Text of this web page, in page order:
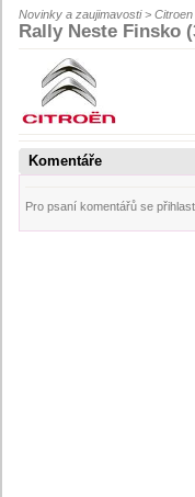
Novinky a zaujimavosti > Citroen
Rally Neste Finsko
Komentáře
Pro psaní komentářů se